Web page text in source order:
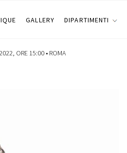
GALLERY DIPARTIMENTI
ORE 15:00 • ROMA